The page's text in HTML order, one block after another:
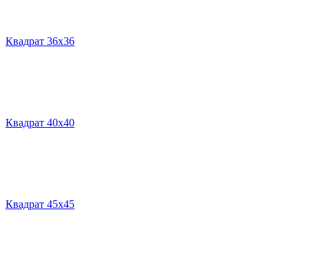
Квадрат 36х36
Квадрат 40х40
Квадрат 45х45